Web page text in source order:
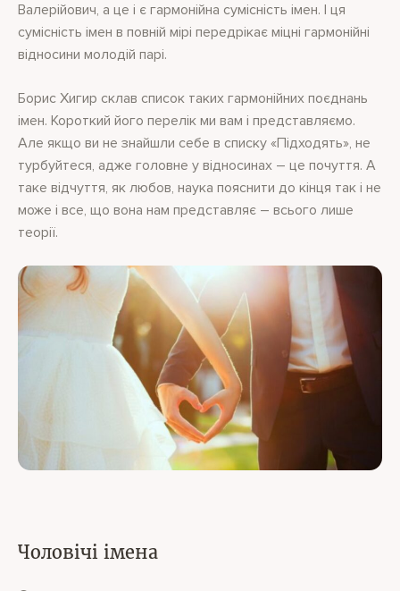
Валерійович, а це і є гармонійна сумісність імен. І ця
сумісність імен в повній мірі передрікає міцні гармонійні
відносини молодій парі.
Борис Хигир склав список таких гармонійних поєднань
імен. Короткий його перелік ми вам і представляємо.
Але якщо ви не знайшли себе в списку «Підходять», не
турбуйтеся, адже головне у відносинах – це почуття. А
таке відчуття, як любов, наука пояснити до кінця так і не
може і все, що вона нам представляє – всього лише
теорії.
Чоловічі імена